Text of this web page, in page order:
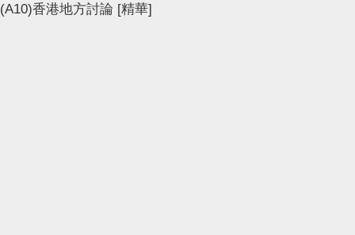
(A10)香港地方討論 [精華]